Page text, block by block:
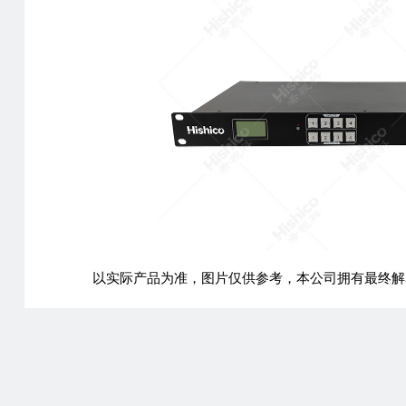
以实际产品为准，图片仅供参考，本公司拥有最终